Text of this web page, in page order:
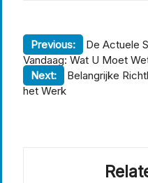
Previous:
De Actuele
Vandaag: Wat U Moet
Next:
Belangrijke
het Werk